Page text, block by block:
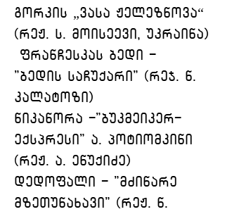
გორკის „ვასა ჟელეზნოვა“
(რეჟ. ს. მოისეევი, უკრაინა)
ფრანჩესკას ბედი -
"ბედის საჩუქარი" (რეჯ. ნ.
კალატოზი)
ნიკანორა -"ბუკმეიკერ-
ექსპრესი" ა. პოტიომკინი
(რეჟ. ა. ენუქიძე)
დედოფალი - "მძინარე
მზეთუნახავი" (რეჟ. ნ.